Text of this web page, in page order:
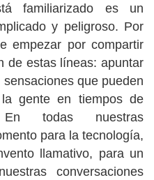
familiarizado es un
y peligroso. Por
empezar por compartir
de estas líneas: apuntar
que pueden
gente en tiempos de
En todas nuestras
para la tecnología,
llamativo, para un
conversaciones